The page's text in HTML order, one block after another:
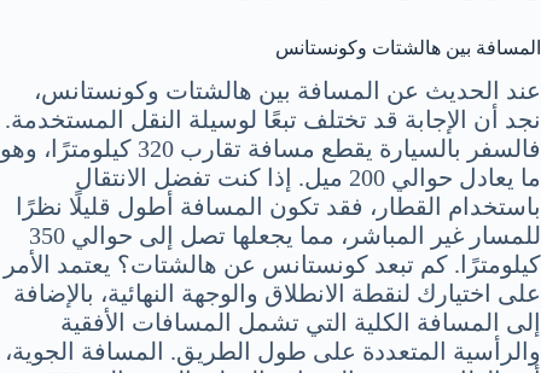
المسافة بين هالشتات وكونستانس
عند الحديث عن المسافة بين هالشتات وكونستانس،
نجد أن الإجابة قد تختلف تبعًا لوسيلة النقل المستخدمة.
فالسفر بالسيارة يقطع مسافة تقارب 320 كيلومترًا، وهو
ما يعادل حوالي 200 ميل. إذا كنت تفضل الانتقال
باستخدام القطار، فقد تكون المسافة أطول قليلًا نظرًا
للمسار غير المباشر، مما يجعلها تصل إلى حوالي 350
كيلومترًا. كم تبعد كونستانس عن هالشتات؟ يعتمد الأمر
على اختيارك لنقطة الانطلاق والوجهة النهائية، بالإضافة
إلى المسافة الكلية التي تشمل المسافات الأفقية
والرأسية المتعددة على طول الطريق. المسافة الجوية،